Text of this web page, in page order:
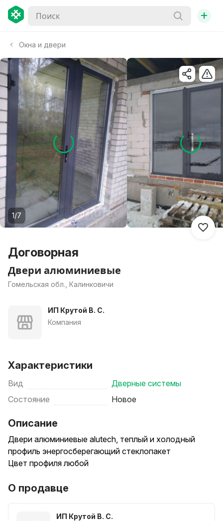
+
Окна и двери
1/7
Договорная
Двери алюминиевые
Гомельская обл., Калинковичи
ИП Крутой В. С.
Компания
Характеристики
Вид
Дверные системы
Состояние
Новое
Описание
Двери алюминиевые alutech, теплый и холодный
профиль энергосберегающий стеклопакет
Цвет профиля любой
О продавце
ИП Крутой В. С.